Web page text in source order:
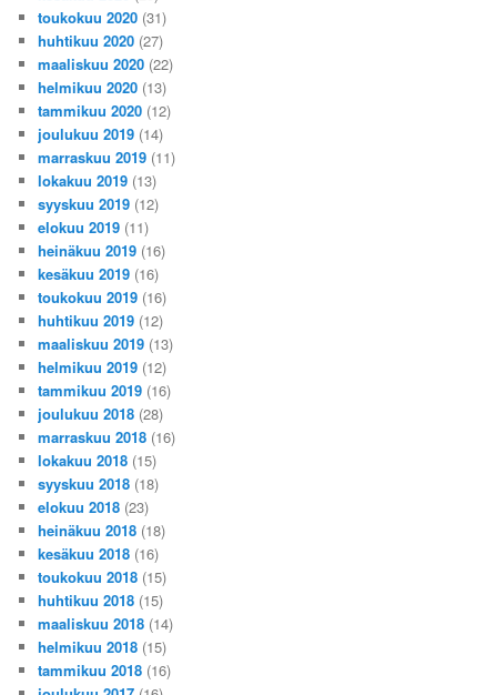
toukokuu 2020 (31)
huhtikuu 2020 (27)
maaliskuu 2020 (22)
helmikuu 2020 (13)
tammikuu 2020 (12)
joulukuu 2019 (14)
marraskuu 2019 (11)
lokakuu 2019 (13)
syyskuu 2019 (12)
elokuu 2019 (11)
heinäkuu 2019 (16)
kesäkuu 2019 (16)
toukokuu 2019 (16)
huhtikuu 2019 (12)
maaliskuu 2019 (13)
helmikuu 2019 (12)
tammikuu 2019 (16)
joulukuu 2018 (28)
marraskuu 2018 (16)
lokakuu 2018 (15)
syyskuu 2018 (18)
elokuu 2018 (23)
heinäkuu 2018 (18)
kesäkuu 2018 (16)
toukokuu 2018 (15)
huhtikuu 2018 (15)
maaliskuu 2018 (14)
helmikuu 2018 (15)
tammikuu 2018 (16)